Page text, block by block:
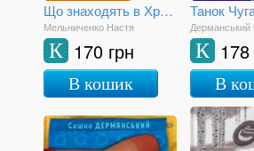
Що знаходять в Хрулях
Мельниченко Настя
170 грн
К
В кошик
Танок
178
К
В